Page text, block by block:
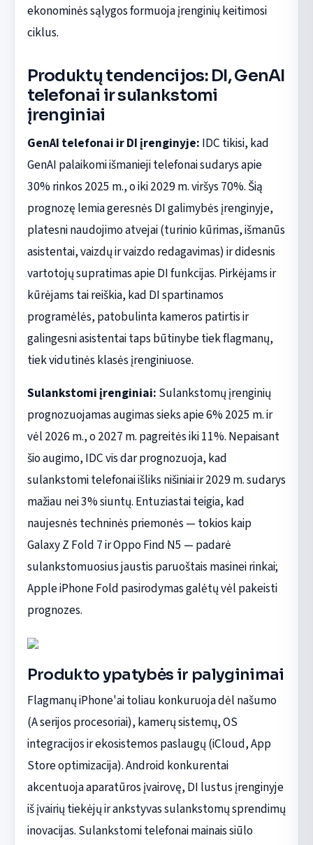
ekonominės sąlygos formuoja įrenginių keitimosi
ciklus.
Produktų tendencijos: DI, GenAI
telefonai ir sulankstomi
įrenginiai
GenAI telefonai ir DI įrenginyje: IDC tikisi, kad
GenAI palaikomi išmanieji telefonai sudarys apie
30% rinkos 2025 m., o iki 2029 m. viršys 70%. Šią
prognozę lemia geresnės DI galimybės įrenginyje,
platesni naudojimo atvejai (turinio kūrimas, išmanūs
asistentai, vaizdų ir vaizdo redagavimas) ir didesnis
vartotojų supratimas apie DI funkcijas. Pirkėjams ir
kūrėjams tai reiškia, kad DI spartinamos
programėlės, patobulinta kameros patirtis ir
galingesni asistentai taps būtinybe tiek flagmanų,
tiek vidutinės klasės įrenginiuose.
Sulankstomi įrenginiai: Sulankstomų įrenginių
prognozuojamas augimas sieks apie 6% 2025 m. ir
vėl 2026 m., o 2027 m. pagreitės iki 11%. Nepaisant
šio augimo, IDC vis dar prognozuoja, kad
sulankstomi telefonai išliks nišiniai ir 2029 m. sudarys
mažiau nei 3% siuntų. Entuziastai teigia, kad
naujesnės techninės priemonės — tokios kaip
Galaxy Z Fold 7 ir Oppo Find N5 — padarė
sulankstomuosius jaustis paruoštais masinei rinkai;
Apple iPhone Fold pasirodymas galėtų vėl pakeisti
prognozes.
Produkto ypatybės ir palyginimai
Flagmanų iPhone'ai toliau konkuruoja dėl našumo
(A serijos procesoriai), kamerų sistemų, OS
integracijos ir ekosistemos paslaugų (iCloud, App
Store optimizacija). Android konkurentai
akcentuoja aparatūros įvairovę, DI lustus įrenginyje
iš įvairių tiekėjų ir ankstyvas sulankstomų sprendimų
inovacijas. Sulankstomi telefonai mainais siūlo